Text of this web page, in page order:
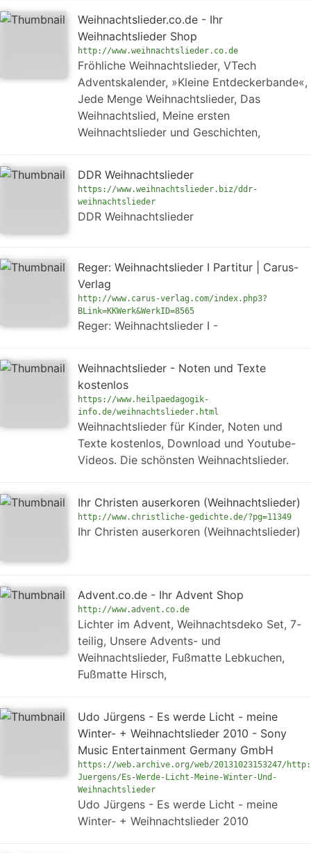
Weihnachtslieder.co.de - Ihr
Weihnachtslieder Shop
http://www.weihnachtslieder.co.de
Fröhliche Weihnachtslieder, VTech
Adventskalender, »Kleine Entdeckerbande«,
Jede Menge Weihnachtslieder, Das
Weihnachtslied, Meine ersten
Weihnachtslieder und Geschichten,
DDR Weihnachtslieder
https://www.weihnachtslieder.biz/ddr-
weihnachtslieder
DDR Weihnachtslieder
Reger: Weihnachtslieder I Partitur | Carus-
Verlag
http://www.carus-verlag.com/index.php3?
BLink=KKWerk&WerkID=8565
Reger: Weihnachtslieder I -
Weihnachtslieder - Noten und Texte
kostenlos
https://www.heilpaedagogik-
info.de/weihnachtslieder.html
Weihnachtslieder für Kinder, Noten und
Texte kostenlos, Download und Youtube-
Videos. Die schönsten Weihnachtslieder.
Ihr Christen auserkoren (Weihnachtslieder)
http://www.christliche-gedichte.de/?pg=11349
Ihr Christen auserkoren (Weihnachtslieder)
Advent.co.de - Ihr Advent Shop
http://www.advent.co.de
Lichter im Advent, Weihnachtsdeko Set, 7-
teilig, Unsere Advents- und
Weihnachtslieder, Fußmatte Lebkuchen,
Fußmatte Hirsch,
Udo Jürgens - Es werde Licht - meine
Winter- + Weihnachtslieder 2010 - Sony
Music Entertainment Germany GmbH
https://web.archive.org/web/20131023153247/
Juergens/Es-Werde-Licht-Meine-Winter-Und-
Weihnachtslieder
Udo Jürgens - Es werde Licht - meine
Winter- + Weihnachtslieder 2010